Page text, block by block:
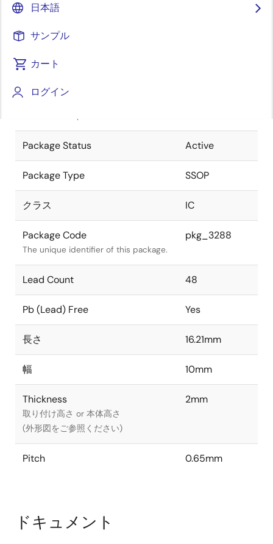
日本語
サンプル
カート
ログイン
Package code maintained as part of
JEITA Standard
The JEITA standard to which the
Package Status Active
Package Type SSOP
クラス IC
Package Code
The unique identifier of this package.
pkg_3288
Lead Count 48
Pb (Lead) Free Yes
長さ 16.21mm
幅 10mm
Thickness
取り付け高さ or 本体高さ
(外形図をご参照ください)
2mm
Pitch 0.65mm
ドキュメント